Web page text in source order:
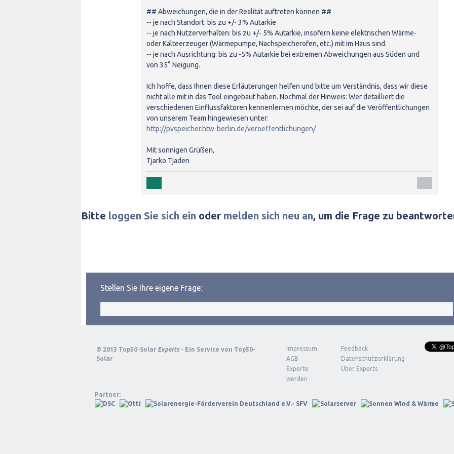
## Abweichungen, die in der Realität auftreten können ##
-- je nach Standort: bis zu +/- 3% Autarkie
-- je nach Nutzerverhalten: bis zu +/- 5% Autarkie, insofern keine elektrischen Wärme-
oder Kälteerzeuger (Wärmepumpe, Nachspeicherofen, etc.) mit im Haus sind.
-- je nach Ausrichtung: bis zu -5% Autarkie bei extremen Abweichungen aus Süden und
von 35° Neigung.
Ich hoffe, dass Ihnen diese Erläuterungen helfen und bitte um Verständnis, dass wir diese
nicht alle mit in das Tool eingebaut haben. Nochmal der Hinweis: Wer detailliert die
verschiedenen Einflussfaktoren kennenlernen möchte, der sei auf die Veröffentlichungen
von unserem Team hingewiesen unter:
http://pvspeicher.htw-berlin.de/veroeffentlichungen/
Mit sonnigen Grüßen,
Tjarko Tjaden
Bitte loggen Sie sich ein oder melden sich neu an, um die Frage zu
Stellen Sie Ihre eigene Frage:
© 2013 Top50-Solar Experts - Ein Service von Top50-
Solar
Impressum
Feedback
AGB
Datenschutzerklärung
Experte
werden
Über Experts
Partner: